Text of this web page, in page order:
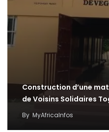
Construction d’une
de Voisins Solidaires
By MyAfricaInfos